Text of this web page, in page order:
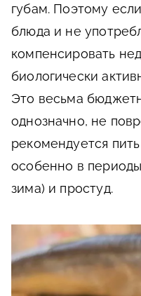
губам. Поэтому
блюда и не
компенсировать
биологически
Это весьма
однозначно, не
рекомендуется
особенно в
зима) и простуд.